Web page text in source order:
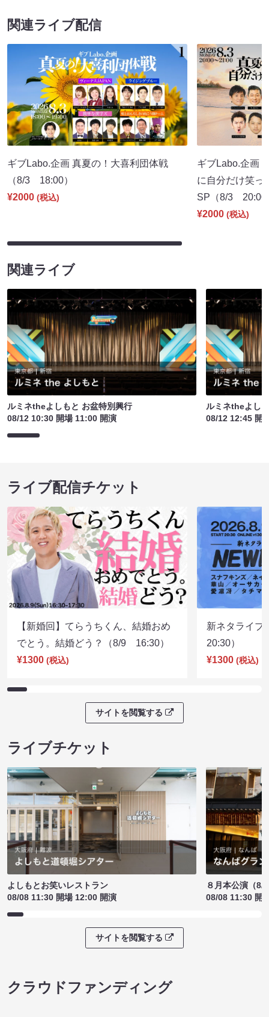
関連ライブ配信
ギブLabo.企画 真夏の！大喜利団体戦
（8/3 18:00）
¥2000 (税込)
ギブLabo.企画
に自分だけ笑っ
SP（8/3 20:00
¥2000 (税込)
関連ライブ
ルミネtheよしもと お盆特別興行
08/12 10:30 開場 11:00 開演
ルミネtheよし
08/12 12:45 開
ライブ配信チケット
【新婚回】てらうちくん、結婚おめ
でとう。結婚どう？（8/9 16:30）
¥1300 (税込)
新ネタライ
20:30）
¥1300 (税込)
サイトを閲覧する
ライブチケット
よしもとお笑いレストラン
08/08 11:30 開場 12:00 開演
８月本公演（8/
08/08 11:30 開
サイトを閲覧する
クラウドファンディング